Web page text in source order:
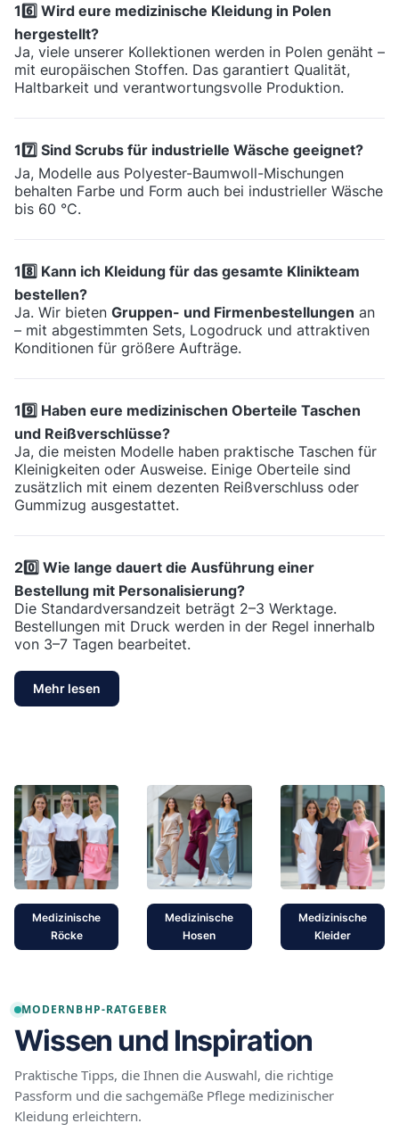
16️⃣ Wird eure medizinische Kleidung in Polen
hergestellt?
Ja, viele unserer Kollektionen werden in Polen genäht –
mit europäischen Stoffen. Das garantiert Qualität,
Haltbarkeit und verantwortungsvolle Produktion.
17️⃣ Sind Scrubs für industrielle Wäsche geeignet?
Ja, Modelle aus Polyester-Baumwoll-Mischungen
behalten Farbe und Form auch bei industrieller Wäsche
bis 60 °C.
18️⃣ Kann ich Kleidung für das gesamte Klinikteam
bestellen?
Ja. Wir bieten Gruppen- und Firmenbestellungen an
– mit abgestimmten Sets, Logodruck und attraktiven
Konditionen für größere Aufträge.
19️⃣ Haben eure medizinischen Oberteile Taschen
und Reißverschlüsse?
Ja, die meisten Modelle haben praktische Taschen für
Kleinigkeiten oder Ausweise. Einige Oberteile sind
zusätzlich mit einem dezenten Reißverschluss oder
Gummizug ausgestattet.
20️⃣ Wie lange dauert die Ausführung einer
Bestellung mit Personalisierung?
Die Standardversandzeit beträgt 2–3 Werktage.
Bestellungen mit Druck werden in der Regel innerhalb
von 3–7 Tagen bearbeitet.
Mehr lesen
Medizinische
Röcke
Medizinische
Hosen
Medizinische
Kleider
MODERNBHP-RATGEBER
Wissen und Inspiration
Praktische Tipps, die Ihnen die Auswahl, die richtige
Passform und die sachgemäße Pflege medizinischer
Kleidung erleichtern.